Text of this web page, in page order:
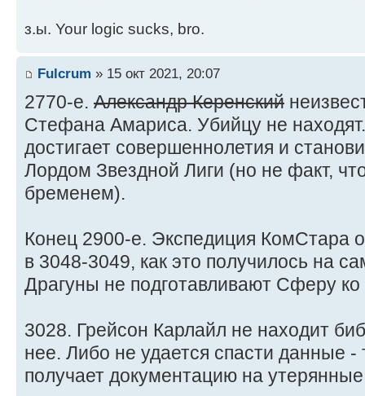
з.ы. Your logic sucks, bro.
Fulcrum » 15 окт 2021, 20:07
2770-е. Александр Керенский
Стефана Амариса. Убийцу не
достигает совершеннолетия и
Лордом Звездной Лиги (но не факт,
бременем).
Конец 2900-е. Экспедиция КомСтара
в 3048-3049, как это получилось на
Драгуны не подготавливают Сферу
3028. Грейсон Карлайл не находит
нее. Либо не удается спасти данные
получает документацию на